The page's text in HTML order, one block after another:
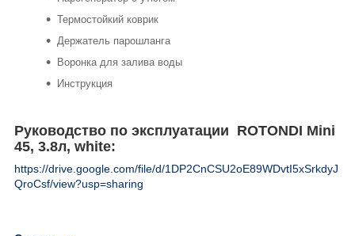
Термостойкий коврик
Держатель парошланга
Воронка для залива воды
Инструкция
Руководство по эксплуатации ROTONDI Mini
45, 3.8л, white:
https://drive.google.com/file/d/1DP2CnCSU2oE89WDvtI5xSrkdyJ
QroCsf/view?usp=sharing